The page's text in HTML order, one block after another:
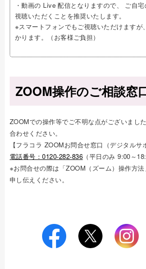
・動画の Live 配信となりますので、 ご自
視聴いただくことを推奨いたします。
※スマートフォンでもご視聴いただけますが
かります。（お客様ご負担）
ZOOM操作のご相談窓
ZOOMでの操作等でご不明な点がございまし
合わせください。
【フラコラ ZOOMお問合せ窓口（デジタルサ
電話番号：0120-282-836 （平日のみ 9:00～
※お問合せの際は「ZOOM（ズーム）操作方
申し伝えください。